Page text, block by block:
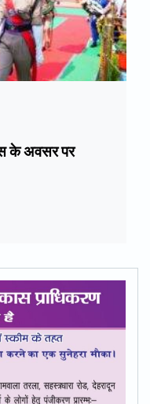
के अवसर पर